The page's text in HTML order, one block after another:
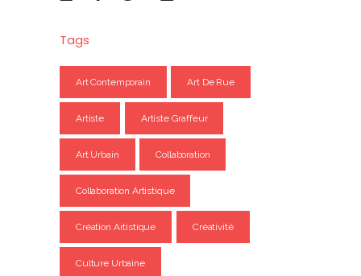
Tags
Art Contemporain Art De Rue
Artiste Artiste Graffeur
Art Urbain Collaboration
Collaboration Artistique
Création Artistique Créativité
Culture Urbaine